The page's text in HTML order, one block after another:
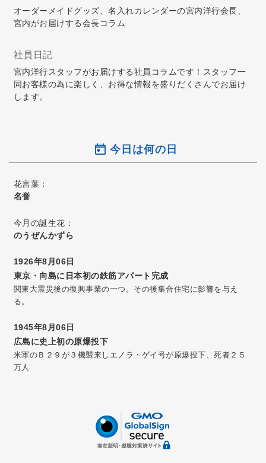
オーダーメイドグッズ、名入れカレンダーの宮内洋行会長、
宮内がお届けする会長コラム
社員日記
宮内洋行スタッフがお届けする社員コラムです！スタッフ一
同お客様の為に楽しく、お得な情報を盛りだくさんでお届け
します。
今日は何の日
花言葉：
名誉
今月の誕生花：
のうぜんかずら
1926年8月06日
東京・向島に日本初の鉄筋アパート完成
関東大震災後の復興事業の一つ。その後集合住宅に影響を与え
る。
1945年8月06日
広島に史上初の原爆投下
米軍のＢ２９が３機襲来しエノラ・ゲイ号が原爆投下、死者２５
万人